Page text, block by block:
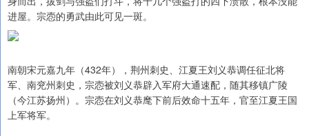
进屋。宗悫的勇武由此可见一斑。
南朝宋元嘉九年（432年），荆州刺史、江夏王刘义恭调任征北将
军、南兖州刺史，宗悫被刘义恭辟入军府大通速配，随其移镇广陵
（今江苏扬州）。宗悫在刘义恭麾下前后效命十五年，官至江夏王国
上军将军。